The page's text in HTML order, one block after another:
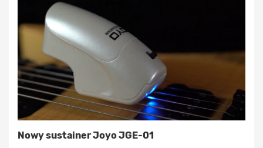
Nowy sustainer Joyo JGE-01